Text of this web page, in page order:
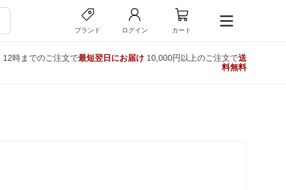
ブランド ログイン カート
12時までのご注文で最短翌日にお届け10,000円以上のご注文で送
料無料